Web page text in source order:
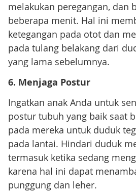
melakukan peregangan, dan
beberapa menit. Hal ini
ketegangan pada otot dan
pada tulang belakang dari
yang lama sebelumnya.
6. Menjaga Postur
Ingatkan anak Anda untuk
postur tubuh yang baik saat
pada mereka untuk duduk
pada lantai. Hindari duduk
termasuk ketika sedang
karena hal ini dapat
punggung dan leher.